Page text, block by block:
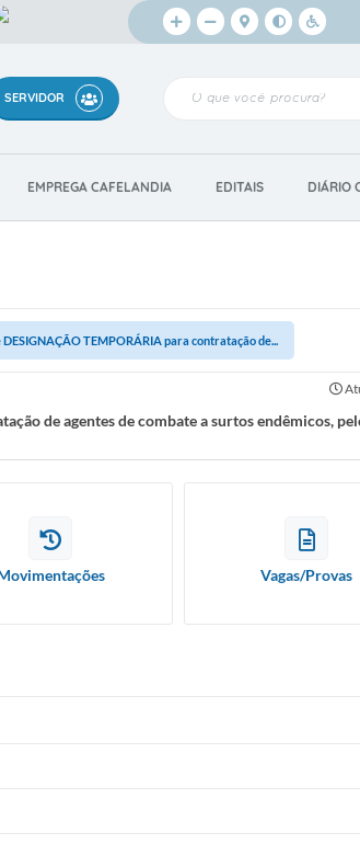
SERVIDOR
EMPREGA CAFELANDIA EDITAIS DIÁRIO
TEMPORÁRIA para contratação de...
de agentes de combate a surtos endêmicos,
Vagas/Provas